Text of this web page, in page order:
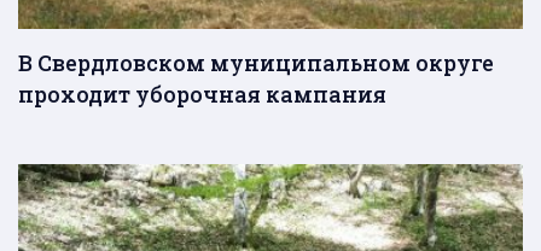
В Свердловском муниципальном округе
проходит уборочная кампания